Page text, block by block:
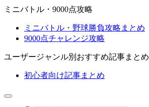
ミニバトル・9000点攻略
ミニバトル・野球勝負攻略まとめ
9000点チャレンジ攻略
ユーザージャンル別おすすめ記事まとめ
初心者向け記事まとめ